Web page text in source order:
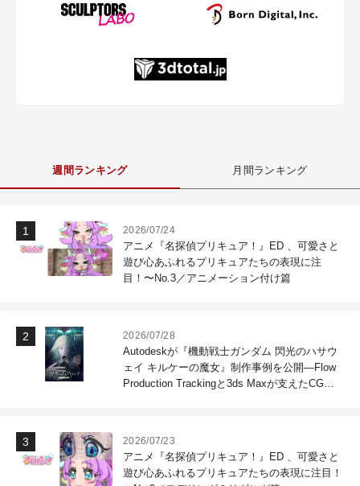
週間ランキング 月間ランキング
2026/07/24
アニメ『名探偵プリキュア！』ED 、可愛さと
遊び心あふれるプリキュアたちの表現に注
目！〜No.3／アニメーション付け篇
2026/07/28
Autodeskが『機動戦士ガンダム 閃光のハサウ
ェイ キルケーの魔女』制作事例を公開―Flow
Production Trackingと3ds Maxが支えたCG制
2026/07/23
アニメ『名探偵プリキュア！』ED 、可愛さと
遊び心あふれるプリキュアたちの表現に注目！